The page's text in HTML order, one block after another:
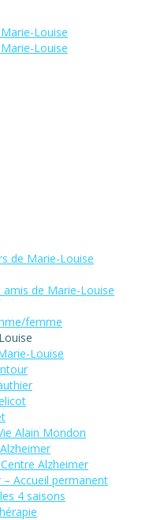
de Marie-Louise
amis de Marie-Louise
femme
Louise
Alain Mondon
Alzheimer
Accueil permanent
4 saisons